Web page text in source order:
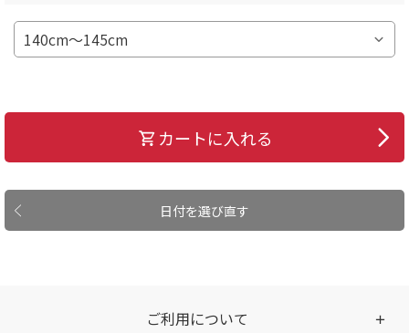
日付を選び直す
カートに入れる
ご利用について